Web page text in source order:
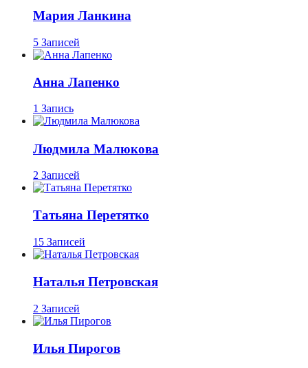
Мария Ланкина
5 Записей
Анна Лапенко
1 Запись
Людмила Малюкова
2 Записей
Татьяна Перетятко
15 Записей
Наталья Петровская
2 Записей
Илья Пирогов